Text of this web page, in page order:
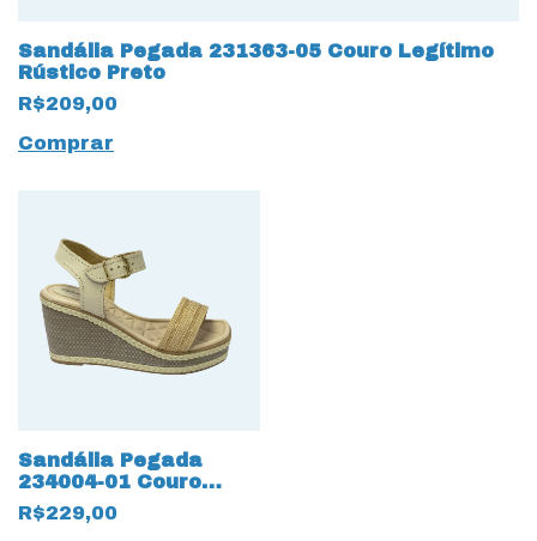
Sandália Pegada 231363-05 Couro Legítimo
Rústico Preto
R$209,00
Comprar
Sandália Pegada
234004-01 Couro
Burnished Linho Bege
R$229,00